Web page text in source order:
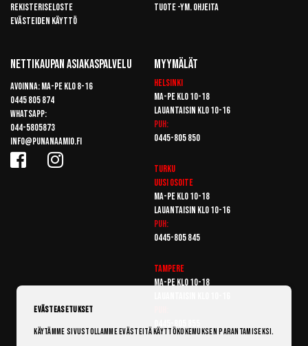
Rekisteriseloste
Evästeiden käyttö
Tuote -ym. ohjeita
Nettikaupan Asiakaspalvelu
Avoinna: Ma-pe klo 8-16
0445 805 874
Whatsapp:
044-5805873
info@punanaamio.fi
Myymälät
Helsinki
Ma-pe klo 10-18
Lauantaisin klo 10-16
Puh:
0445-805 850
Turku
Uusi osoite
Ma-pe klo 10-18
Lauantaisin klo 10-16
Puh:
0445-805 845
Tampere
Ma-pe klo 10-18
Evästeasetukset
Käytämme sivustollamme evästeitä käyttökokemuksen parantamiseksi.